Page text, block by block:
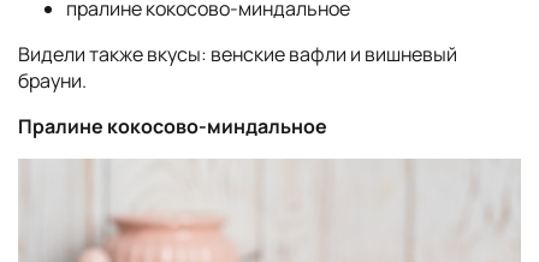
пралине кокосово-миндальное
Видели также вкусы: венские вафли и вишневый
брауни.
Пралине кокосово-миндальное